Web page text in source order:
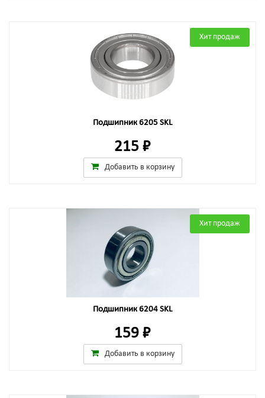
Хит продаж
Подшипник 6205 SKL
215 ₽
Добавить в корзину
Хит продаж
Подшипник 6204 SKL
159 ₽
Добавить в корзину